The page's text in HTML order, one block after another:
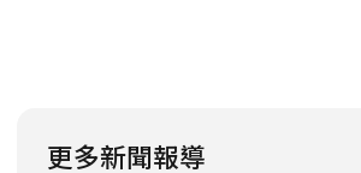
更多新聞報導